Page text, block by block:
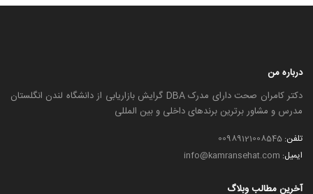
درباره من
دکتر کامران صحت دارای مدرک DBA گرایش بازاریابی از دانشگاه لندن انگلستان
مدرس و مشاور برترین برندهای داخلی و بین المللی
تلفن:
ایمیل:
آخرین مطالب وبلاگ